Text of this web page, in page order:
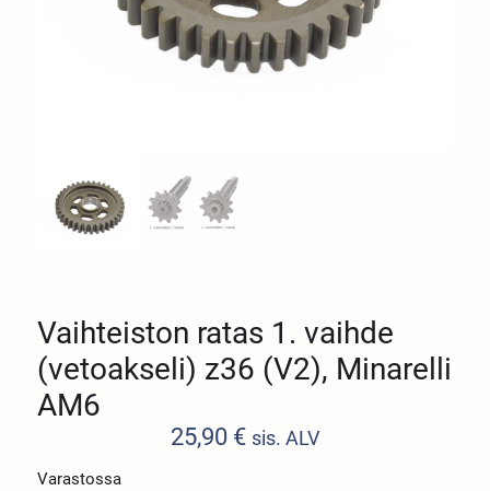
Vaihteiston ratas 1. vaihde
(vetoakseli) z36 (V2), Minarelli
AM6
25,90 € sis. ALV
Varastossa